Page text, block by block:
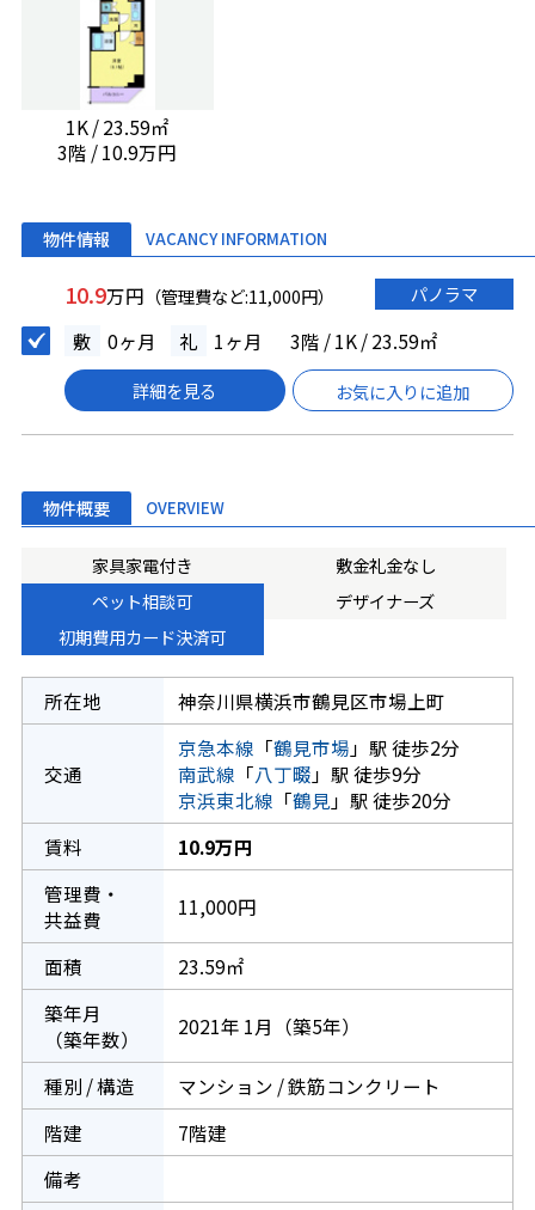
1K / 23.59㎡
3階 / 10.9万円
物件情報 VACANCY INFORMATION
10.9万円 （管理費など:11,000円） パノラマ
敷 0ヶ月 礼 1ヶ月 3階 / 1K / 23.59㎡
詳細を見る お気に入りに追加
物件概要 OVERVIEW
家具家電付き
敷金礼金なし
ペット相談可
デザイナーズ
初期費用カード決済可
所在地 神奈川県横浜市鶴見区市場上町
交通
京急本線 「鶴見市場 」駅 徒歩2分
南武線 「八丁畷 」駅 徒歩9分
京浜東北線 「鶴見」駅 徒歩20分
賃料
10.9万円
管理費・
共益費
11,000円
面積
23.59㎡
築年月
（築年数）
2021年 1月（築5年）
種別 / 構造
マンション / 鉄筋コンクリート
階建
7階建
備考